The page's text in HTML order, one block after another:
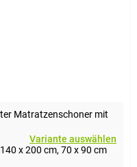
Matratzenschoner mit
Variante auswählen
x 200 cm, 70 x 90 cm